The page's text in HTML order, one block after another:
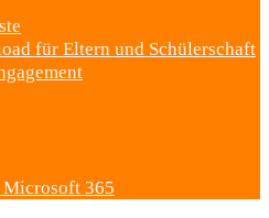
für Eltern und Schülerschaft
365